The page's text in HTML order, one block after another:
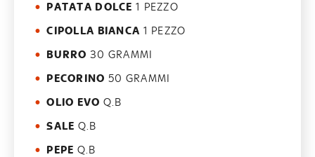
PATATA DOLCE 1 PEZZO
CIPOLLA BIANCA 1 PEZZO
BURRO 30 GRAMMI
PECORINO 50 GRAMMI
OLIO EVO Q.B
SALE Q.B
PEPE Q.B